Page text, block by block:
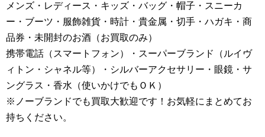
メンズ・レディース・キッズ・バッグ・帽子・スニーカ
ー・ブーツ・服飾雑貨・時計・貴金属・切手・ハガキ・商
品券・未開封のお酒（お買取のみ）
携帯電話（スマートフォン）・スーパーブランド（ルイヴ
ィトン・シャネル等）・シルバーアクセサリー・眼鏡・サ
ングラス・香水（使いかけでもＯＫ）
※ノーブランドでも買取大歓迎です！お気軽にまとめてお
持ちください。